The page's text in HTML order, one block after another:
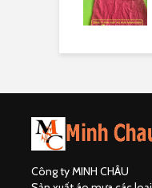
Công ty MINH CHÂU